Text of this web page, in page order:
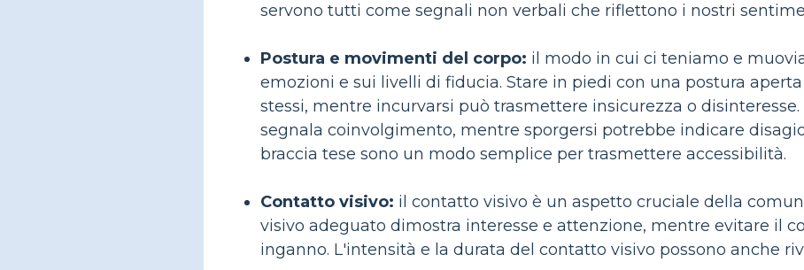
servono tutti come segnali non verbali che riflettono i nostri
Postura e movimenti del corpo: il modo in cui ci teniamo e
emozioni e sui livelli di fiducia. Stare in piedi con una postura
stessi, mentre incurvarsi può trasmettere insicurezza o
segnala coinvolgimento, mentre sporgersi potrebbe indicare
braccia tese sono un modo semplice per trasmettere accessibilità.
Contatto visivo: il contatto visivo è un aspetto cruciale della
visivo adeguato dimostra interesse e attenzione, mentre evitare il
inganno. L'intensità e la durata del contatto visivo possono anche